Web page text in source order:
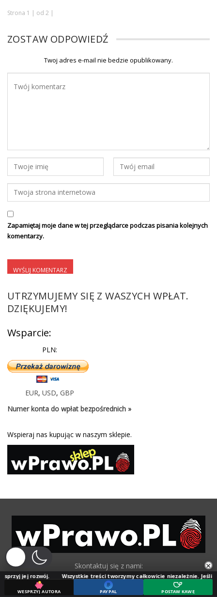
Strona 1 | od 2 |
ZOSTAW ODPOWIEDŹ
Twoj adres e-mail nie bedzie opublikowany.
Zapamiętaj moje dane w tej przeglądarce podczas pisania kolejnych
komentarzy.
UTRZYMUJEMY SIĘ Z WASZYCH WPŁAT.
DZIĘKUJEMY!
Wsparcie:
PLN:
EUR, USD, GBP
Numer konta do wpłat bezpośrednich »
Wspieraj nas kupując w naszym sklepie.
Skontaktuj się z nami:
wprawopl@gmail.com
×
Wszystkie treści tworzymy całkowicie niezależnie. Jeśli doceniasz
WESPRZYJ AUTORA PAYPAL POSTAW KAWĘ